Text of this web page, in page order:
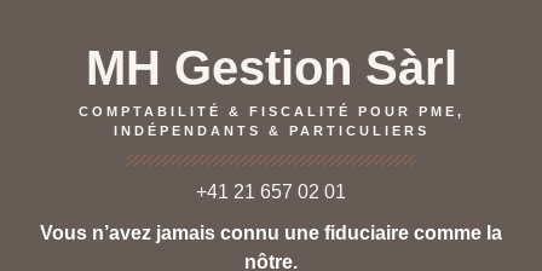
MH Gestion Sàrl
COMPTABILITÉ & FISCALITÉ POUR PME,
INDÉPENDANTS & PARTICULIERS
+41 21 657 02 01
Vous n’avez jamais connu une fiduciaire comme la
nôtre.